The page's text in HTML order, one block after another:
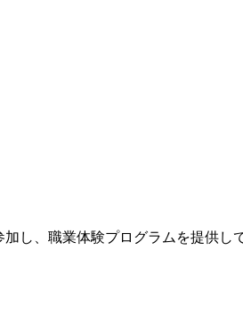
し、職業体験プログラムを提供し